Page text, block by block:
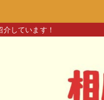
しています！